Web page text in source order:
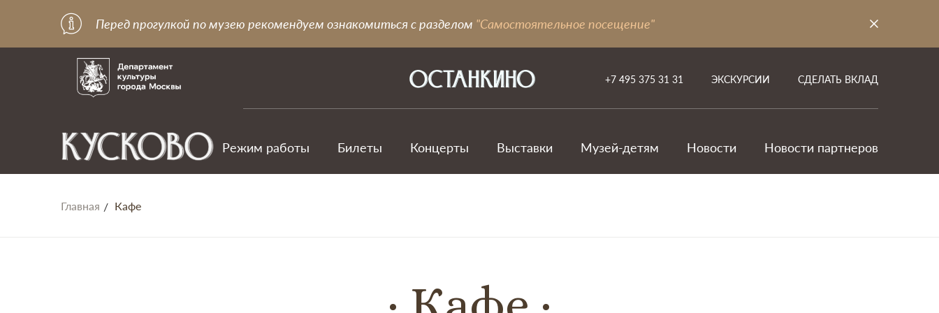
Перед прогулкой по музею рекомендуем ознакомиться с разделом "Самостоятельное посещение"
+7 495 375 31 31 ЭКСКУРСИИ СДЕЛАТЬ ВКЛАД
Режим работы Билеты Концерты Выставки Музей-детям Новости Новости партнеров
Главная Кафе